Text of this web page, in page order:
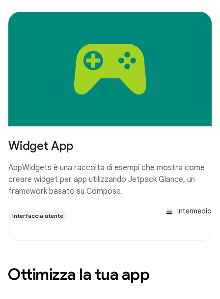
Widget App
AppWidgets è una raccolta di esempi che mostra come
creare widget per app utilizzando Jetpack Glance, un
framework basato su Compose.
Interfaccia utente
Intermedio
Ottimizza la tua app